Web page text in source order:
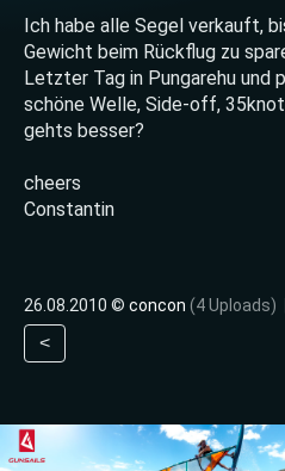
Ich habe alle Segel verkauft,
Gewicht beim Rückflug zu
Letzter Tag in Pungarehu und
schöne Welle, Side-off,
gehts besser?
cheers
Constantin
26.08.2010 © concon (4 Uploads)
<